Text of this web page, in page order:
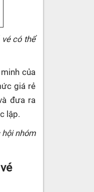
vé có thể
của
giá rẻ
đưa ra
lập.
hội nhóm